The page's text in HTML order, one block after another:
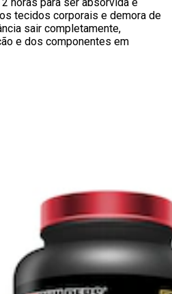
tecidos corporais e demora de
sair completamente,
e dos componentes em